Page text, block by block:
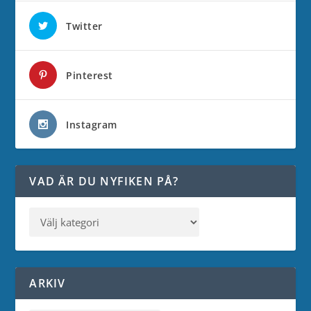
Twitter
Pinterest
Instagram
VAD ÄR DU NYFIKEN PÅ?
ARKIV